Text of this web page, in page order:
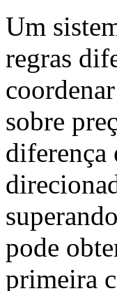
Um
regras
sobre
diferença
pode
primeira